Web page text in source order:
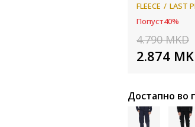
FLEECE
LAST
Попуст40%
4.790 MKD
2.874
Достапно во